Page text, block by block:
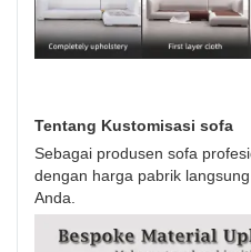
Tentang Kustomisasi sofa
Sebagai produsen sofa
dengan harga pabrik
Anda.